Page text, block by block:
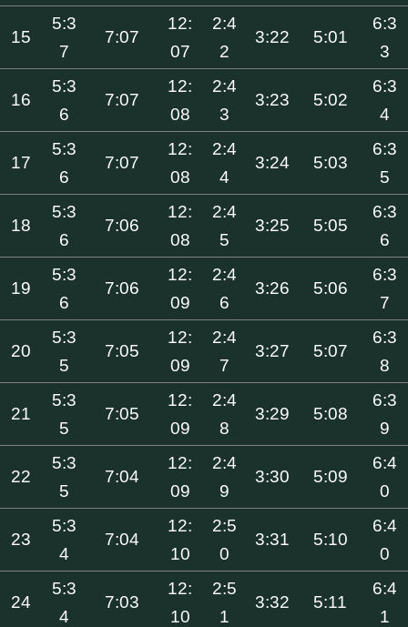
15
5:3
7
7:07
12:
07
2:4
2
3:22 5:01
6:3
3
16
5:3
6
7:07
12:
08
2:4
3
3:23 5:02
6:3
4
17
5:3
6
7:07
12:
08
2:4
4
3:24 5:03
6:3
5
18
5:3
6
7:06
12:
08
2:4
5
3:25 5:05
6:3
6
19
5:3
6
7:06
12:
09
2:4
6
3:26 5:06
6:3
7
20
5:3
5
7:05
12:
09
2:4
7
3:27 5:07
6:3
8
21
5:3
5
7:05
12:
09
2:4
8
3:29 5:08
6:3
9
22
5:3
5
7:04
12:
09
2:4
9
3:30 5:09
6:4
0
23
5:3
4
7:04
12:
10
2:5
0
3:31 5:10
6:4
0
24
5:3
4
7:03
12:
10
2:5
1
3:32 5:11
6:4
1